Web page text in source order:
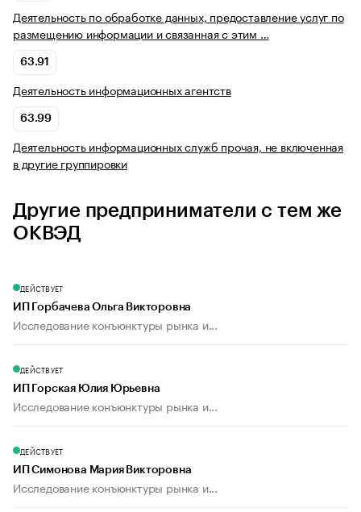
Деятельность по обработке данных, предоставление услуг по
размещению информации и связанная с этим …
63.91
Деятельность информационных агентств
63.99
Деятельность информационных служб прочая, не включенная
в другие группировки
Другие предприниматели с тем же
ОКВЭД
ДЕЙСТВУЕТ
ИП Горбачева Ольга Викторовна
Исследование конъюнктуры рынка и...
ДЕЙСТВУЕТ
ИП Горская Юлия Юрьевна
Исследование конъюнктуры рынка и...
ДЕЙСТВУЕТ
ИП Симонова Мария Викторовна
Исследование конъюнктуры рынка и...